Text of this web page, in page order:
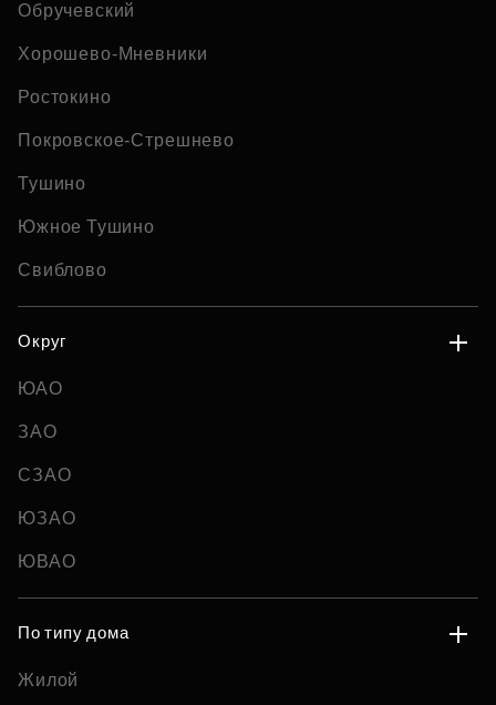
Обручевский
Хорошево-Мневники
Ростокино
Покровское-Стрешнево
Тушино
Южное Тушино
Свиблово
Округ
ЮАО
ЗАО
СЗАО
ЮЗАО
ЮВАО
По типу дома
Жилой